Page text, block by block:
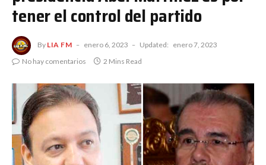
tener el control del partido
By LIA FM enero 6, 2023 Updated: enero 7, 2023
No hay comentarios
2 Mins Read